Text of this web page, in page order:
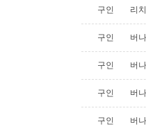
구인 리
구인 버
구인 버
구인 버
구인 버